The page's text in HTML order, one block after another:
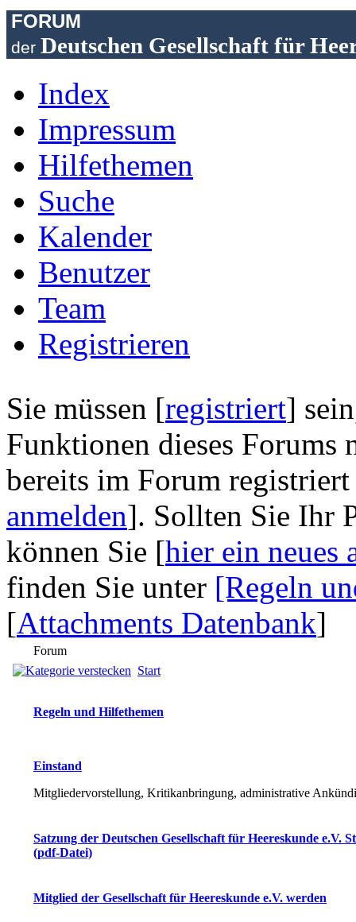
FORUM
der Deutschen Gesellschaft für
Index
Impressum
Hilfethemen
Suche
Kalender
Benutzer
Team
Registrieren
Sie müssen [registriert]
Funktionen dieses Forums
bereits im Forum
anmelden]. Sollten Sie Ihr
können Sie [hier ein neues
finden Sie unter [Regeln
[Attachments Datenbank]
Forum
Start
Regeln und Hilfethemen
Einstand
Mitgliedervorstellung, Kritikanbringung, administrative
Satzung der Deutschen Gesellschaft für Heereskunde e.V.
(pdf-Datei)
Mitglied der Gesellschaft für Heereskunde e.V. werden